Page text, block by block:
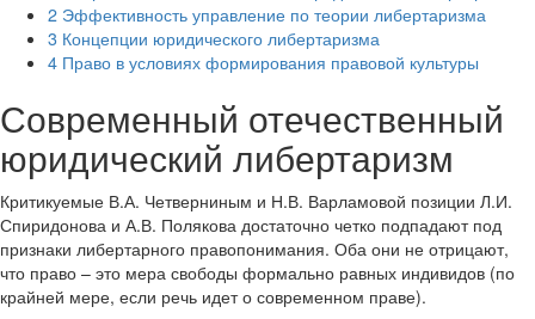
2 Эффективность управление по теории либертаризма
3 Концепции юридического либертаризма
4 Право в условиях формирования правовой культуры
Современный отечественный
юридический либертаризм
Критикуемые В.А. Четверниным и Н.В. Варламовой позиции Л.И.
Спиридонова и А.В. Полякова достаточно четко подпадают под
признаки либертарного правопонимания. Оба они не отрицают,
что право – это мера свободы формально равных индивидов (по
крайней мере, если речь идет о современном праве).